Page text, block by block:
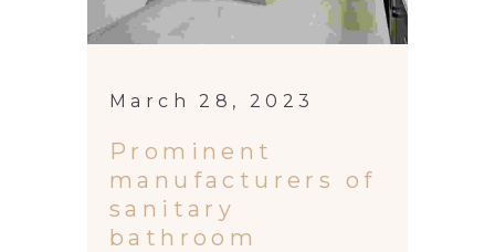
March 28, 2023
Prominent
manufacturers of
sanitary
bathroom